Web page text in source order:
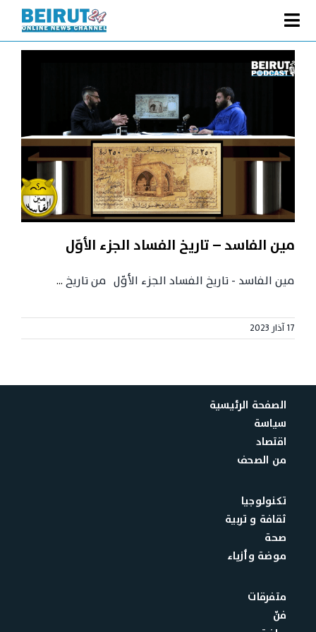
content
Toggle
Navigation
الصفحة الرئيسية
فنّ
رياضة
متفرقات
من نحن
البحث
مين الفاسد – تاريخ الفساد الجزء الأوّل
مين الفاسد - تاريخ الفساد الجزء الأوّل من تاريخ...
17 آذار 2023
الصفحة الرئيسية
سياسة
اقتصاد
من الصحف
تكنولوجيا
ثقافة و تربية
صحة
موضة وأزياء
متفرقات
فنّ